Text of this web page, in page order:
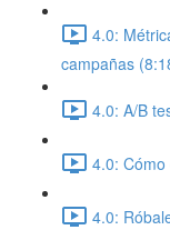
4.0:
campañas
4.0: A/B
4.0:
4.0: